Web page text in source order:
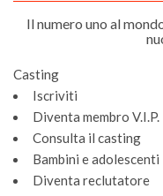
Il numero uno al
Casting
Iscriviti
Diventa membro V.I.P.
Consulta il casting
Bambini e adolescenti
Diventa reclutatore